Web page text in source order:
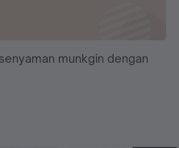
munkgin dengan